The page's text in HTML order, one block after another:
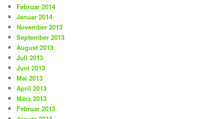
Februar 2014
Januar 2014
November 2013
September 2013
August 2013
Juli 2013
Juni 2013
Mai 2013
April 2013
März 2013
Februar 2013